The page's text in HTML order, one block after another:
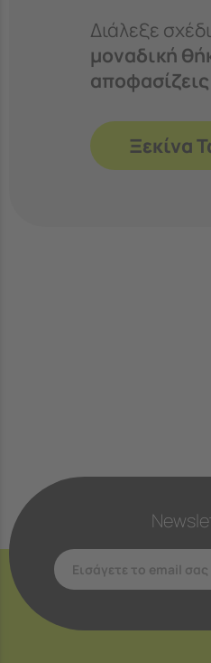
Διάλεξε
μοναδική
αποφασίζεις
Ξεκίνα